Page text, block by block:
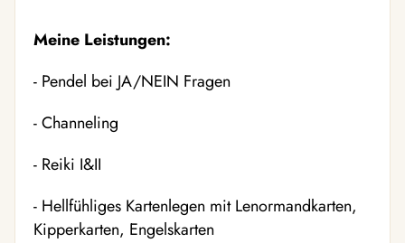
Meine Leistungen:
- Pendel bei JA/NEIN Fragen
- Channeling
- Reiki I&II
- Hellfühliges Kartenlegen mit Lenormandkarten,
Kipperkarten, Engelskarten